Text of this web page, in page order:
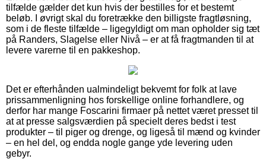
tilfælde gælder det kun hvis der bestilles for et bestemt
beløb. I øvrigt skal du foretrække den billigste fragtløsning,
som i de fleste tilfælde – ligegyldigt om man opholder sig tæt
på Randers, Slagelse eller Nivå – er at få fragtmanden til at
levere varerne til en pakkeshop.
Det er efterhånden ualmindeligt bekvemt for folk at lave
prissammenligning hos forskellige online forhandlere, og
derfor har mange Foscarini firmaer på nettet været presset til
at at presse salgsværdien på specielt deres bedst i test
produkter – til piger og drenge, og ligeså til mænd og kvinder
– en hel del, og endda nogle gange yde levering uden
gebyr.